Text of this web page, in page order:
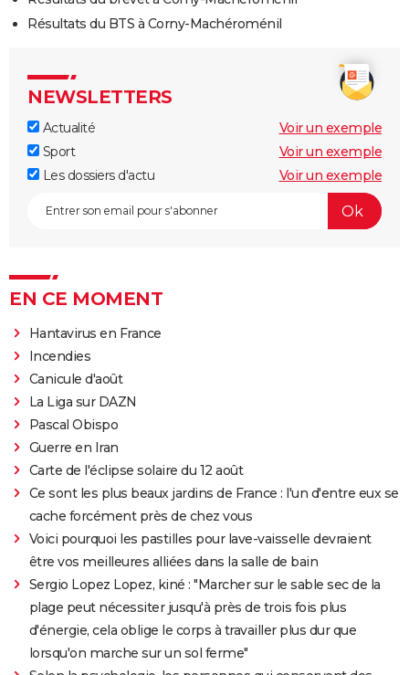
Résultats du BTS à Corny-Machéroménil
NEWSLETTERS
Actualité
Voir un exemple
Sport
Voir un exemple
Les dossiers d'actu
Voir un exemple
EN CE MOMENT
Hantavirus en France
Incendies
Canicule d'août
La Liga sur DAZN
Pascal Obispo
Guerre en Iran
Carte de l'éclipse solaire du 12 août
Ce sont les plus beaux jardins de France : l'un d'entre eux se
cache forcément près de chez vous
Voici pourquoi les pastilles pour lave-vaisselle devraient
être vos meilleures alliées dans la salle de bain
Sergio Lopez Lopez, kiné : "Marcher sur le sable sec de la
plage peut nécessiter jusqu'à près de trois fois plus
d'énergie, cela oblige le corps à travailler plus dur que
lorsqu'on marche sur un sol ferme"